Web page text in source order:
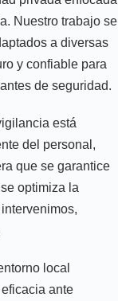
Nuestro trabajo se
a diversas
y confiable para
de seguridad.
está
del personal,
que se garantice
optimiza la
local
ante